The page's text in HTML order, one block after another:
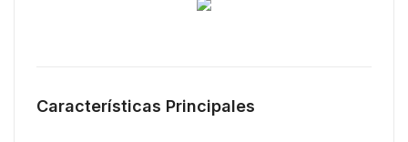
Características Principales